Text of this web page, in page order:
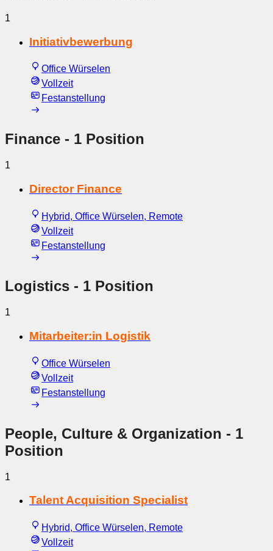
1
Initiativbewerbung
Office Würselen
Vollzeit
Festanstellung
Finance - 1 Position
1
Director Finance
Hybrid, Office Würselen, Remote
Vollzeit
Festanstellung
Logistics - 1 Position
1
Mitarbeiter:in Logistik
Office Würselen
Vollzeit
Festanstellung
People, Culture & Organization - 1
Position
1
Talent Acquisition Specialist
Hybrid, Office Würselen, Remote
Vollzeit